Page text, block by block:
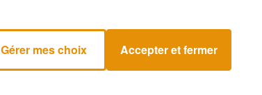
Gérer mes choix Accepter et fermer